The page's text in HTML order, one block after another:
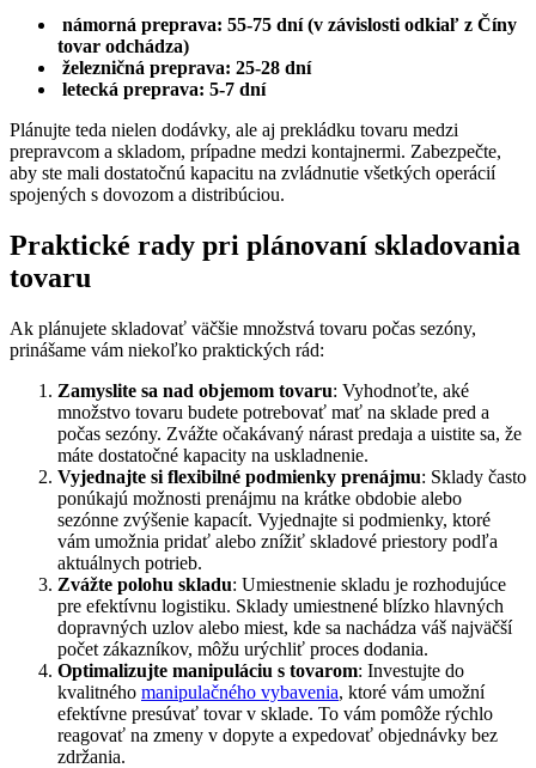
námorná preprava: 55-75 dní (v závislosti odkiaľ z Číny
tovar odchádza)
železničná preprava: 25-28 dní
letecká preprava: 5-7 dní
Plánujte teda nielen dodávky, ale aj prekládku tovaru medzi
prepravcom a skladom, prípadne medzi kontajnermi. Zabezpečte,
aby ste mali dostatočnú kapacitu na zvládnutie všetkých operácií
spojených s dovozom a distribúciou.
Praktické rady pri plánovaní skladovania
tovaru
Ak plánujete skladovať väčšie množstvá tovaru počas sezóny,
prinášame vám niekoľko praktických rád:
Zamyslite sa nad objemom tovaru: Vyhodnoťte, aké
množstvo tovaru budete potrebovať mať na sklade pred a
počas sezóny. Zvážte očakávaný nárast predaja a uistite sa, že
máte dostatočné kapacity na uskladnenie.
Vyjednajte si flexibilné podmienky prenájmu: Sklady často
ponúkajú možnosti prenájmu na krátke obdobie alebo
sezónne zvýšenie kapacít. Vyjednajte si podmienky, ktoré
vám umožnia pridať alebo znížiť skladové priestory podľa
aktuálnych potrieb.
Zvážte polohu skladu: Umiestnenie skladu je rozhodujúce
pre efektívnu logistiku. Sklady umiestnené blízko hlavných
dopravných uzlov alebo miest, kde sa nachádza váš najväčší
počet zákazníkov, môžu urýchliť proces dodania.
Optimalizujte manipuláciu s tovarom: Investujte do
kvalitného manipulačného vybavenia, ktoré vám umožní
efektívne presúvať tovar v sklade. To vám pomôže rýchlo
reagovať na zmeny v dopyte a expedovať objednávky bez
zdržania.